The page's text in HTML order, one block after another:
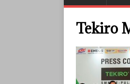
Tekiro